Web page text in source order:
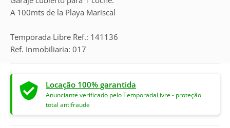
A 100mts de la Playa Mariscal
Temporada Libre Ref.: 141136
Ref. Inmobiliaria: 017
Locação 100% garantida
Anunciante verificado pelo TemporadaLivre - proteção
total antifraude